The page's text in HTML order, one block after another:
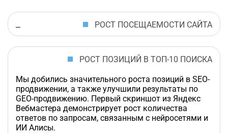
РОСТ ПОСЕЩАЕМОСТИ САЙТА
РОСТ ПОЗИЦИЙ В ТОП-10 ПОИСКА
Мы добились значительного роста позиций в SEO-
продвижении, а также улучшили результаты по
GEO-продвижению. Первый скриншот из Яндекс
Вебмастера демонстрирует рост количества
ответов по запросам, связанным с нейросетями и
ИИ Алисы.